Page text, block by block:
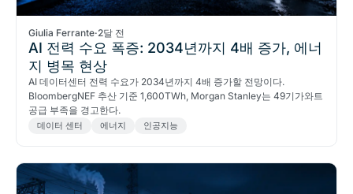
Giulia Ferrante·2달 전
AI 전력 수요 폭증: 2034년까지 4배 증가, 에너
지 병목 현상
AI 데이터센터 전력 수요가 2034년까지 4배 증가할 전망이다.
BloombergNEF 추산 기준 1,600TWh, Morgan Stanley는 49기가와트
공급 부족을 경고한다.
데이터 센터 에너지 인공지능